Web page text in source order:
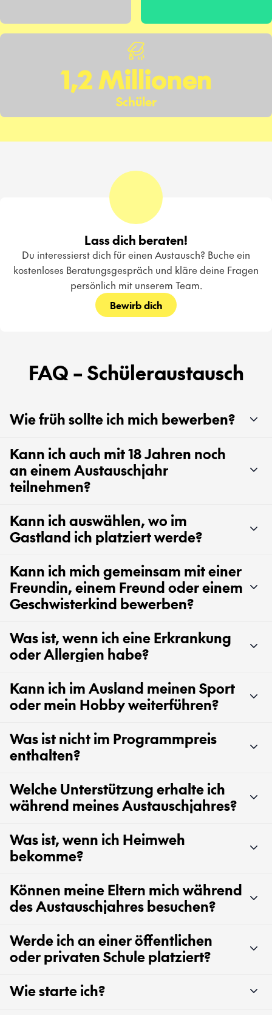
1,2 Millionen
Schüler
Lass dich beraten!
Du interessierst dich für einen Austausch? Buche ein
kostenloses Beratungsgespräch und kläre deine Fragen
persönlich mit unserem Team.
Bewirb dich
FAQ – Schüleraustausch
Wie früh sollte ich mich bewerben?
Kann ich auch mit 18 Jahren noch
an einem Austauschjahr
teilnehmen?
Kann ich auswählen, wo im
Gastland ich platziert werde?
Kann ich mich gemeinsam mit einer
Freundin, einem Freund oder einem
Geschwisterkind bewerben?
Was ist, wenn ich eine Erkrankung
oder Allergien habe?
Kann ich im Ausland meinen Sport
oder mein Hobby weiterführen?
Was ist nicht im Programmpreis
enthalten?
Welche Unterstützung erhalte ich
während meines Austauschjahres?
Was ist, wenn ich Heimweh
bekomme?
Können meine Eltern mich während
des Austauschjahres besuchen?
Werde ich an einer öffentlichen
oder privaten Schule platziert?
Wie starte ich?